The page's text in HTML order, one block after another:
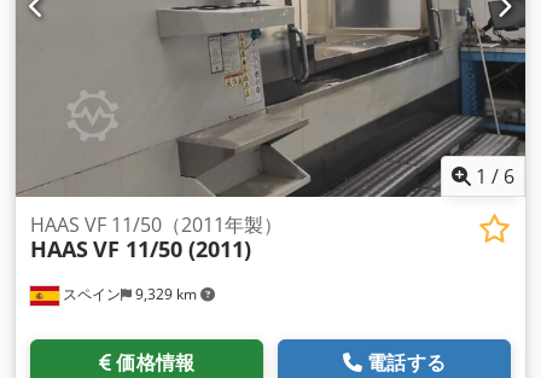
1 / 6
スペイン 9,329 km
HAAS VF 11/50（2011年製）
HAASVF 11/50 (2011)
価格情報 電話する